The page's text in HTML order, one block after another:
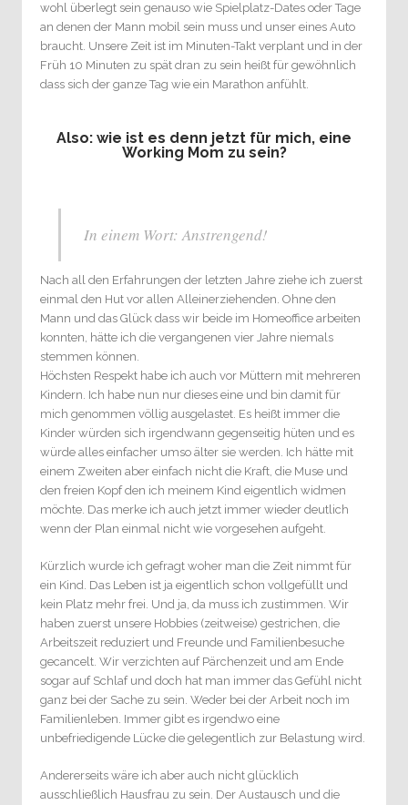
wohl überlegt sein genauso wie Spielplatz-Dates oder Tage
an denen der Mann mobil sein muss und unser eines Auto
braucht. Unsere Zeit ist im Minuten-Takt verplant und in der
Früh 10 Minuten zu spät dran zu sein heißt für gewöhnlich
dass sich der ganze Tag wie ein Marathon anfühlt.
Also: wie ist es denn jetzt für mich, eine
Working Mom zu sein?
In einem Wort: Anstrengend!
Nach all den Erfahrungen der letzten Jahre ziehe ich zuerst
einmal den Hut vor allen Alleinerziehenden. Ohne den
Mann und das Glück dass wir beide im Homeoffice arbeiten
konnten, hätte ich die vergangenen vier Jahre niemals
stemmen können.
Höchsten Respekt habe ich auch vor Müttern mit mehreren
Kindern. Ich habe nun nur dieses eine und bin damit für
mich genommen völlig ausgelastet. Es heißt immer die
Kinder würden sich irgendwann gegenseitig hüten und es
würde alles einfacher umso älter sie werden. Ich hätte mit
einem Zweiten aber einfach nicht die Kraft, die Muse und
den freien Kopf den ich meinem Kind eigentlich widmen
möchte. Das merke ich auch jetzt immer wieder deutlich
wenn der Plan einmal nicht wie vorgesehen aufgeht.
Kürzlich wurde ich gefragt woher man die Zeit nimmt für
ein Kind. Das Leben ist ja eigentlich schon vollgefüllt und
kein Platz mehr frei. Und ja, da muss ich zustimmen. Wir
haben zuerst unsere Hobbies (zeitweise) gestrichen, die
Arbeitszeit reduziert und Freunde und Familienbesuche
gecancelt. Wir verzichten auf Pärchenzeit und am Ende
sogar auf Schlaf und doch hat man immer das Gefühl nicht
ganz bei der Sache zu sein. Weder bei der Arbeit noch im
Familienleben. Immer gibt es irgendwo eine
unbefriedigende Lücke die gelegentlich zur Belastung wird.
Andererseits wäre ich aber auch nicht glücklich
ausschließlich Hausfrau zu sein. Der Austausch und die